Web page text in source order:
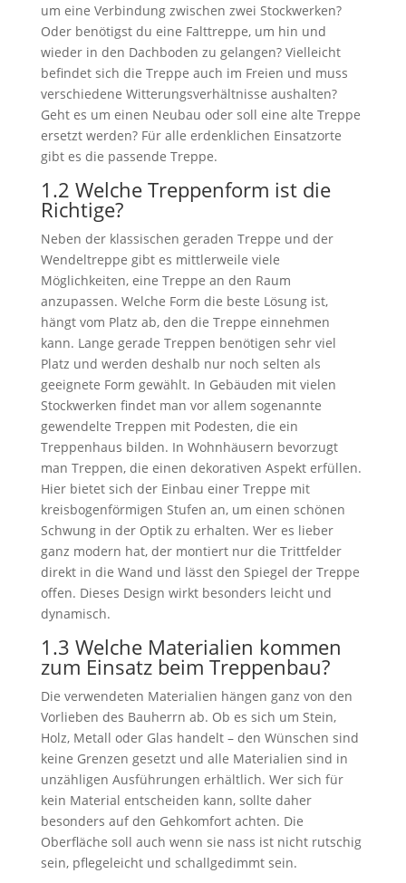
um eine Verbindung zwischen zwei Stockwerken?
Oder benötigst du eine Falttreppe, um hin und
wieder in den Dachboden zu gelangen? Vielleicht
befindet sich die Treppe auch im Freien und muss
verschiedene Witterungsverhältnisse aushalten?
Geht es um einen Neubau oder soll eine alte Treppe
ersetzt werden? Für alle erdenklichen Einsatzorte
gibt es die passende Treppe.
1.2 Welche Treppenform ist die
Richtige?
Neben der klassischen geraden Treppe und der
Wendeltreppe gibt es mittlerweile viele
Möglichkeiten, eine Treppe an den Raum
anzupassen. Welche Form die beste Lösung ist,
hängt vom Platz ab, den die Treppe einnehmen
kann. Lange gerade Treppen benötigen sehr viel
Platz und werden deshalb nur noch selten als
geeignete Form gewählt. In Gebäuden mit vielen
Stockwerken findet man vor allem sogenannte
gewendelte Treppen mit Podesten, die ein
Treppenhaus bilden. In Wohnhäusern bevorzugt
man Treppen, die einen dekorativen Aspekt erfüllen.
Hier bietet sich der Einbau einer Treppe mit
kreisbogenförmigen Stufen an, um einen schönen
Schwung in der Optik zu erhalten. Wer es lieber
ganz modern hat, der montiert nur die Trittfelder
direkt in die Wand und lässt den Spiegel der Treppe
offen. Dieses Design wirkt besonders leicht und
dynamisch.
1.3 Welche Materialien kommen
zum Einsatz beim Treppenbau?
Die verwendeten Materialien hängen ganz von den
Vorlieben des Bauherrn ab. Ob es sich um Stein,
Holz, Metall oder Glas handelt – den Wünschen sind
keine Grenzen gesetzt und alle Materialien sind in
unzähligen Ausführungen erhältlich. Wer sich für
kein Material entscheiden kann, sollte daher
besonders auf den Gehkomfort achten. Die
Oberfläche soll auch wenn sie nass ist nicht rutschig
sein, pflegeleicht und schallgedimmt sein.